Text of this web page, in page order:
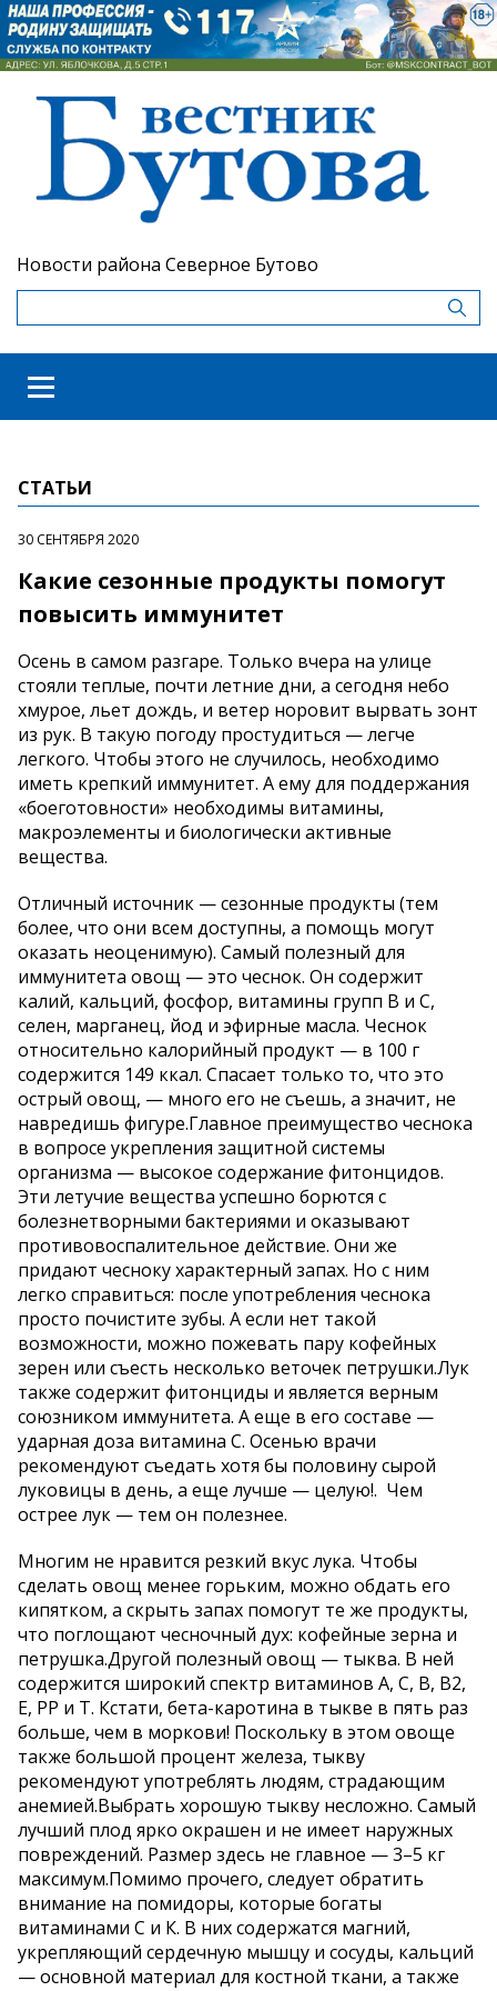
Новости района Северное Бутово
СТАТЬИ
30 СЕНТЯБРЯ 2020
Какие сезонные продукты помогут
повысить иммунитет
Осень в самом разгаре. Только вчера на улице
стояли теплые, почти летние дни, а сегодня небо
хмурое, льет дождь, и ветер норовит вырвать зонт
из рук. В такую погоду простудиться — легче
легкого. Чтобы этого не случилось, необходимо
иметь крепкий иммунитет. А ему для поддержания
«боеготовности» необходимы витамины,
макроэлементы и биологически активные
вещества.
Отличный источник — сезонные продукты (тем
более, что они всем доступны, а помощь могут
оказать неоценимую). Самый полезный для
иммунитета овощ — это чеснок. Он содержит
калий, кальций, фосфор, витамины групп В и С,
селен, марганец, йод и эфирные масла. Чеснок
относительно калорийный продукт — в 100 г
содержится 149 ккал. Спасает только то, что это
острый овощ, — много его не съешь, а значит, не
навредишь фигуре.Главное преимущество чеснока
в вопросе укрепления защитной системы
организма — высокое содержание фитонцидов.
Эти летучие вещества успешно борются с
болезнетворными бактериями и оказывают
противовоспалительное действие. Они же
придают чесноку характерный запах. Но с ним
легко справиться: после употребления чеснока
просто почистите зубы. А если нет такой
возможности, можно пожевать пару кофейных
зерен или съесть несколько веточек петрушки.Лук
также содержит фитонциды и является верным
союзником иммунитета. А еще в его составе —
ударная доза витамина С. Осенью врачи
рекомендуют съедать хотя бы половину сырой
луковицы в день, а еще лучше — целую!. Чем
острее лук — тем он полезнее.
Многим не нравится резкий вкус лука. Чтобы
сделать овощ менее горьким, можно обдать его
кипятком, а скрыть запах помогут те же продукты,
что поглощают чесночный дух: кофейные зерна и
петрушка.Другой полезный овощ — тыква. В ней
содержится широкий спектр витаминов А, С, В, В2,
Е, РР и Т. Кстати, бета-каротина в тыкве в пять раз
больше, чем в моркови! Поскольку в этом овоще
также большой процент железа, тыкву
рекомендуют употреблять людям, страдающим
анемией.Выбрать хорошую тыкву несложно. Самый
лучший плод ярко окрашен и не имеет наружных
повреждений. Размер здесь не главное — 3–5 кг
максимум.Помимо прочего, следует обратить
внимание на помидоры, которые богаты
витаминами С и К. В них содержатся магний,
укрепляющий сердечную мышцу и сосуды, кальций
— основной материал для костной ткани, а также